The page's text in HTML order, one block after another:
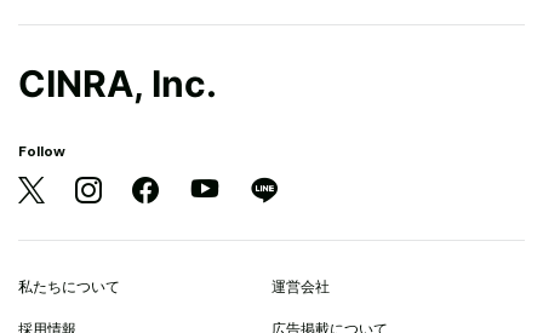
CINRA, Inc.
Follow
私たちについて 運営会社
採用情報 広告掲載について